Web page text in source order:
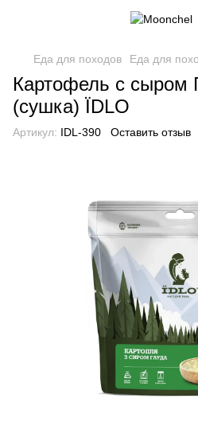
Еда для походов Еда для
Картофель с сыром
(сушка) ЇDLO
Артикул: IDL-390 Оставить отзыв